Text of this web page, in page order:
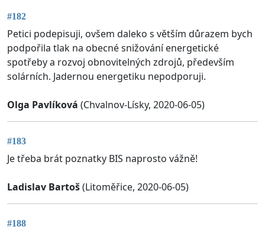
#182
Petici podepisuji, ovšem daleko s větším důrazem bych
podpořila tlak na obecné snižování energetické
spotřeby a rozvoj obnovitelných zdrojů, především
solárních. Jadernou energetiku nepodporuji.
Olga Pavlíková (Chvalnov-Lísky, 2020-06-05)
#183
Je třeba brát poznatky BIS naprosto vážně!
Ladislav Bartoš(Litoměřice, 2020-06-05)
#188